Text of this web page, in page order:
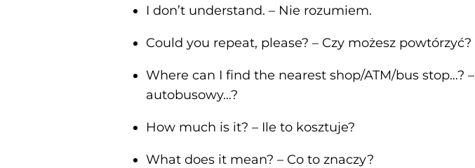
I don’t understand. – Nie rozumiem.
Could you repeat, please? – Czy możesz powtórzyć?
Where can I find the nearest shop/ATM/bus stop…?
autobusowy…?
How much is it? – Ile to kosztuje?
What does it mean? – Co to znaczy?